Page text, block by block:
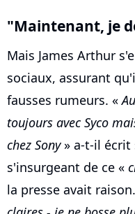
"Maintenant, je
Mais James Arthur
sociaux, assurant
fausses rumeurs. «
toujours avec Syco
chez Sony» a-t-il écrit
s'insurgeant de ce «
la presse avait